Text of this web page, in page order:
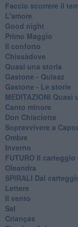
Faccio scorrere il
L'amore
Good night
Primo Maggio
Il conforto
Chissàdove
Quasi una storia
Gastone - Quisaz
Gastone - Le storie
MEDITAZIONI Quasi
Canto minore
Don Chisciotte
Sopravvivere a
Ombre
Inverno
FUTURO Il
Oleandra
SPIRALI Dal
Lettere
Il vento
Sal
Crianças